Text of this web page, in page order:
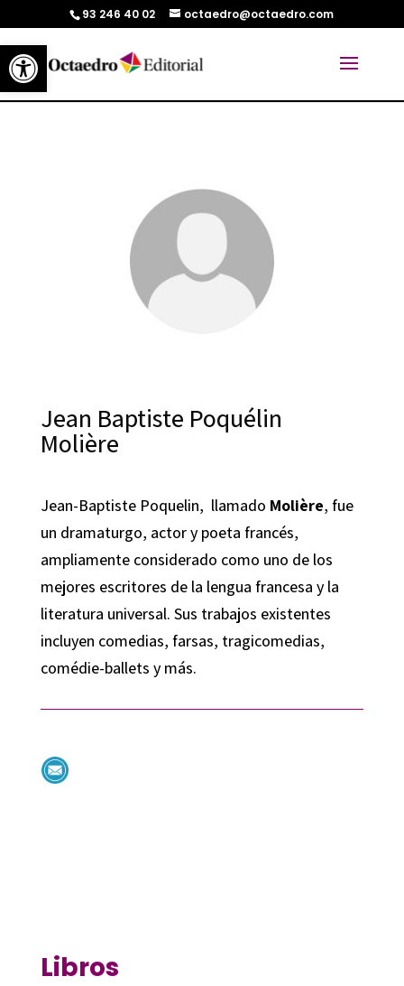
Abrir barra de herramientas
93 246 40 02 octaedro@octaedro.com
Jean Baptiste Poquélin
Molière
Jean-Baptiste Poquelin, ​ llamado Molière, fue
un dramaturgo, actor y poeta francés,
ampliamente considerado como uno de los
mejores escritores de la lengua francesa y la
literatura universal. Sus trabajos existentes
incluyen comedias, farsas, tragicomedias,
comédie-ballets y más.
Libros